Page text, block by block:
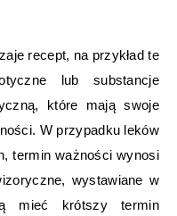
recept, na przykład te
lub substancje
które mają swoje
W przypadku leków
termin ważności wynosi
wystawiane w
mieć krótszy termin